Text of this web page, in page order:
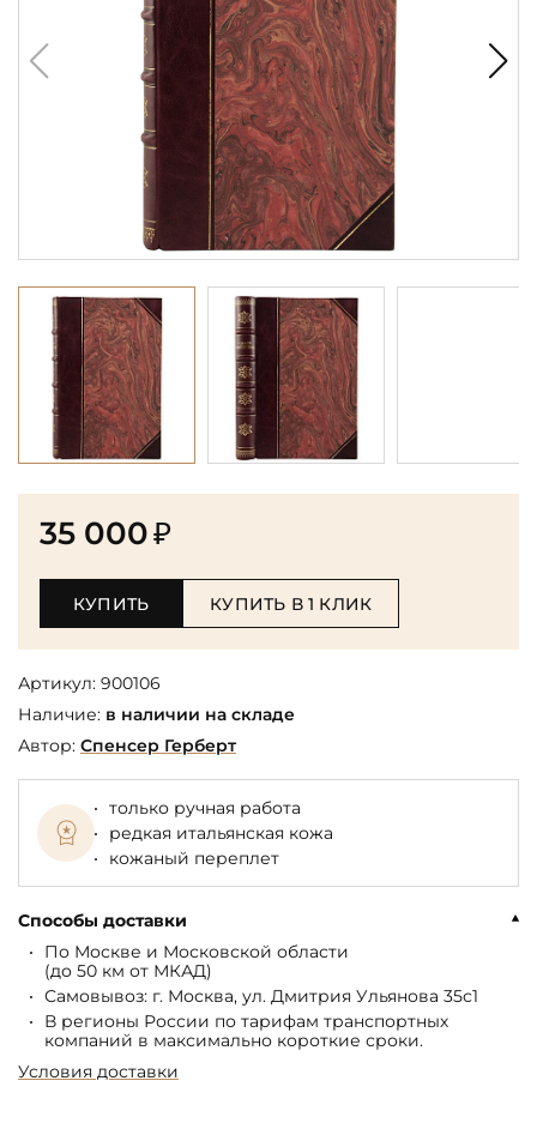
35 000₽
КУПИТЬ КУПИТЬ В 1 КЛИК
Артикул: 900106
Наличие: в наличии на складе
Автор: Спенсер Герберт
только ручная работа
редкая итальянская кожа
кожаный переплет
Способы доставки
По Москве и Московской области
(до 50 км от МКАД)
Самовывоз: г. Москва, ул. Дмитрия Ульянова 35с1
В регионы России по тарифам транспортных
компаний в максимально короткие сроки.
Условия доставки